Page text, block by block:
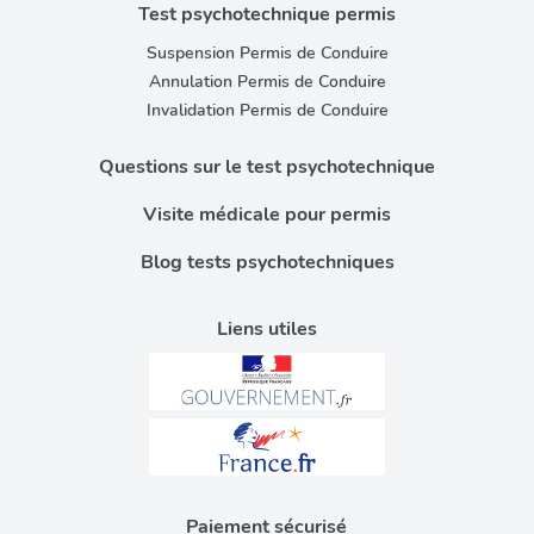
ou qu'ils ont collectées lors de votre utilisation de leurs
Liens utiles
Test psychotechnique permis
Suspension Permis de Conduire
Annulation Permis de Conduire
Invalidation Permis de Conduire
Questions sur le test psychotechnique
Visite médicale pour permis
Blog tests psychotechniques
Paiement sécurisé